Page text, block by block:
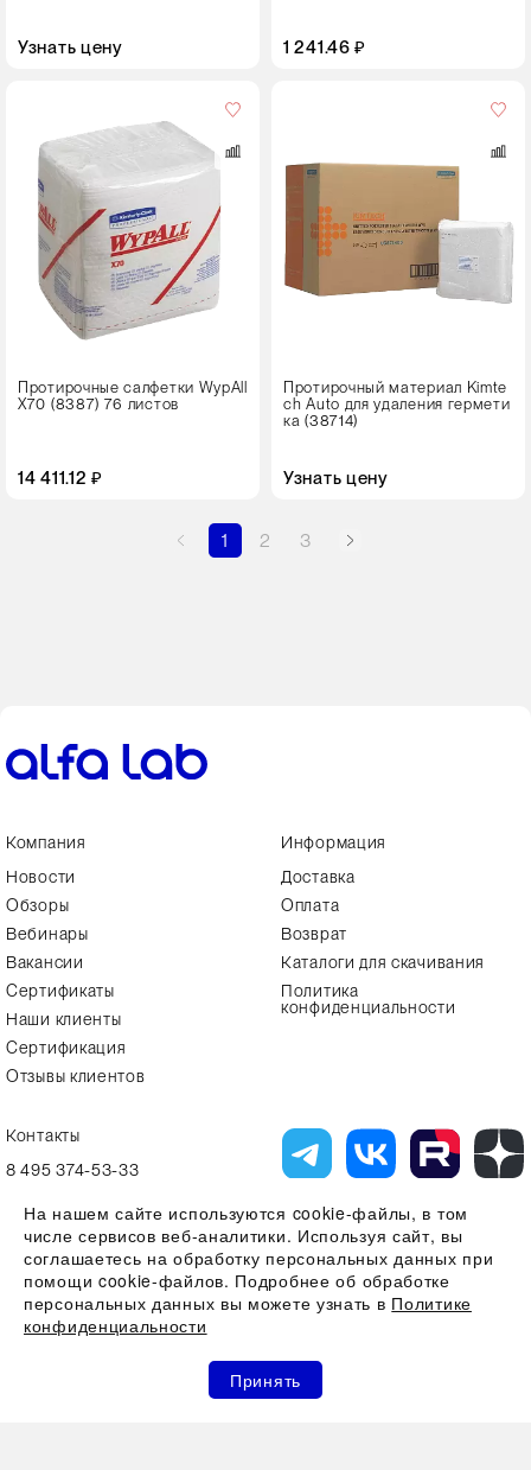
Избранное Сравнение
Узнать цену 1 241.46 ₽
Протирочные салфетки WypAll
X70 (8387) 76 листов
14 411.12 ₽
Протирочный материал Kimte
ch Auto для удаления гермети
ка (38714)
Узнать цену
упаковке
12 пачек
Цвет
1 2 3
Компания
Новости
Обзоры
Вебинары
Вакансии
Сертификаты
Наши клиенты
Сертификация
Отзывы клиентов
Информация
Доставка
Оплата
Возврат
Каталоги для скачивания
Политика
конфиденциальности
Контакты
8 495 374-53-33
Вся представленная на сайте информация, касающаяся технических
характеристик, наличия на складе, стоимости товаров, носит
информационный характер и ни при каких условиях не является
публичной офертой, определяемой положениями Статьи 437(2)
Гражданского кодекса РФ
Все права защищены 2026 © ООО "Компания Альфа-Лаб" ИНН
7731644966 | ОГРН 1107746123121
На нашем сайте используются cookie-файлы, в том
числе сервисов веб-аналитики. Используя сайт, вы
соглашаетесь на обработку персональных данных при
помощи cookie-файлов. Подробнее об обработке
персональных данных вы можете узнать в Политике
конфиденциальности
Принять